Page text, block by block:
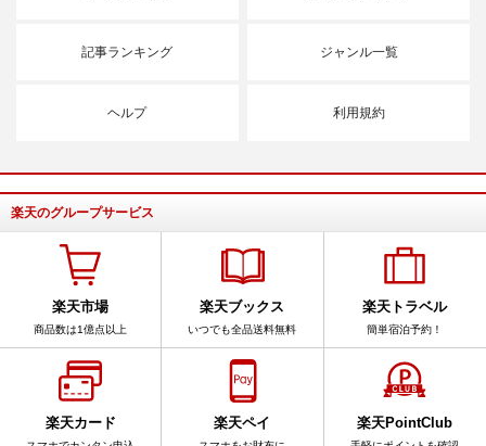
記事ランキング ジャンル一覧
ヘルプ 利用規約
楽天のグループサービス
楽天市場
商品数は1億点以上
楽天ブックス
いつでも全品送料無料
楽天トラベル
簡単宿泊予約！
楽天カード 楽天ペイ 楽天PointClub